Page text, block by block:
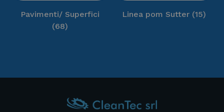
Pavimenti/ Superfici
(68)
Linea pom Sutter (15)